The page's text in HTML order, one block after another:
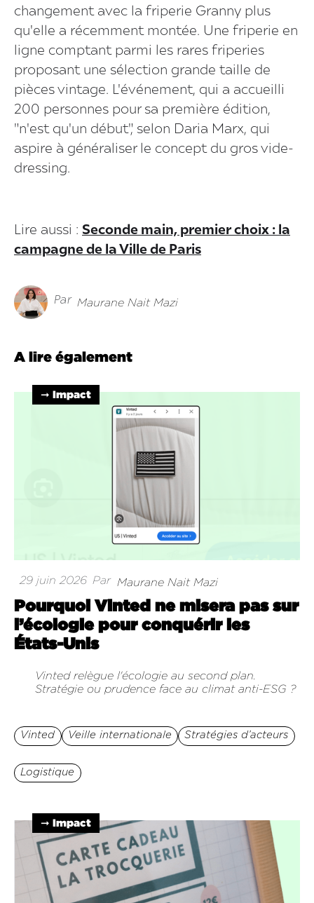
changement avec la friperie Granny plus
qu'elle a récemment montée. Une friperie en
ligne comptant parmi les rares friperies
proposant une sélection grande taille de
pièces vintage. L'événement, qui a accueilli
200 personnes pour sa première édition,
"n'est qu'un début", selon Daria Marx, qui
aspire à généraliser le concept du gros vide-
dressing.
Lire aussi : Seconde main, premier choix : la
campagne de la Ville de Paris
Par Maurane Nait Mazi
A lire également
➞ Impact
29 juin 2026 Par Maurane Nait Mazi
Pourquoi Vinted ne misera pas sur
l’écologie pour conquérir les
États-Unis
Vinted relègue l'écologie au second plan.
Stratégie ou prudence face au climat anti-ESG ?
Vinted Veille internationale Stratégies d’acteurs
Logistique
➞ Impact